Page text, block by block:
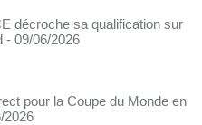
décroche sa qualification sur
- 09/06/2026
pour la Coupe du Monde en
2026